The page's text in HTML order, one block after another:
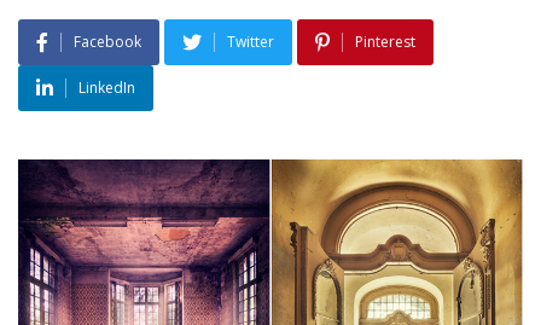
Facebook Twitter Pinterest
LinkedIn